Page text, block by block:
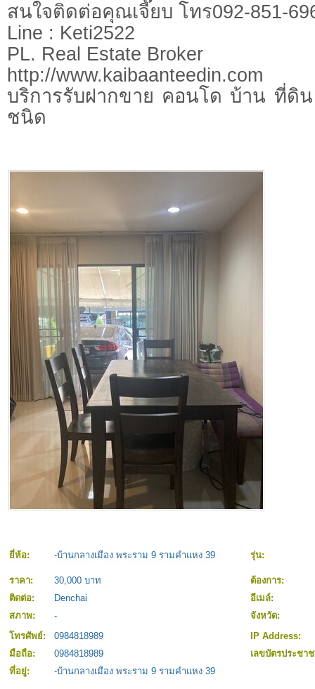
สนใจติดต่อคุณเจี๊ยบ โทร092-851-
Line : Keti2522
PL. Real Estate Broker
http://www.kaibaanteedin.com
บริการรับฝากขาย คอนโด บ้าน ที่ดิ
ชนิด
ยี่ห้อ: -บ้านกลางเมือง พระราม 9 รามคำแหง 39 รุ่น:
ราคา: 30,000 บาท
ต้องการ:
ติดต่อ:
Denchai
อีเมล์:
สภาพ:
-
จังหวัด:
โทรศัพย์:
0984818989
IP Address:
มือถือ:
0984818989
เลขบัตรประชา
ที่อยู่:
-บ้านกลางเมือง พระราม 9 รามคำแหง 39